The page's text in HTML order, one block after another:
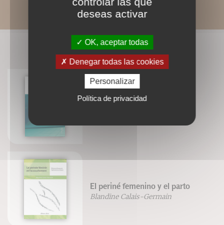
LIVRES ASSOCIÉS
Nager en apnée
El periné femenino y el parto
Blandine Calais-Germain
deseas activar
OK, aceptar todas
Denegar todas las cookies
Personalizar
Política de privacidad